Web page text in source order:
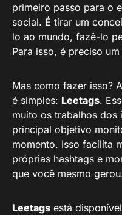
primeiro passo para o
social. É tirar um
lo ao mundo, fazê-lo
Para isso, é preciso
Mas como fazer isso?
é simples: Leetags.
muito os trabalhos dos
principal objetivo
momento. Isso facilita
próprias hashtags e
que você mesmo
Leetags está